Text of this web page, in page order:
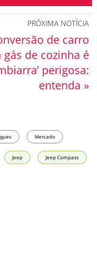
PRÓXIMA NOTÍCIA
de carro
gás de cozinha é
perigosa:
entenda »
Mercado
Jeep Jeep Compass